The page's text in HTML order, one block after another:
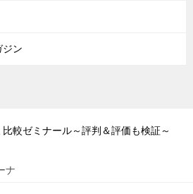
ジン
較ゼミナール～評判＆評価も検証～
ナ